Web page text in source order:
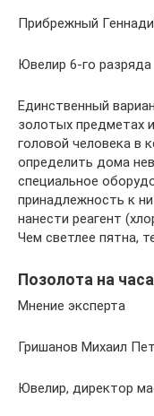
Прибрежный
Ювелир 6-го разряда
Единственный
золотых предметах
головой человека в
определить дома
специальное
принадлежность к
нанести реагент
Чем светлее пятна,
Позолота на
Мнение эксперта
Гришанов Михаил
Ювелир, директор